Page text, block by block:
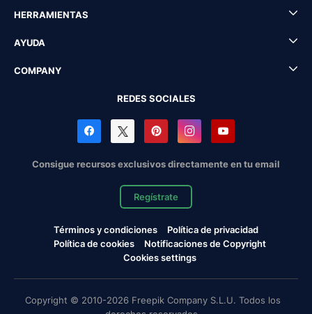
HERRAMIENTAS
AYUDA
COMPANY
REDES SOCIALES
Consigue recursos exclusivos directamente en tu email
Regístrate
Términos y condiciones
Política de privacidad
Política de cookies
Notificaciones de Copyright
Cookies settings
Copyright © 2010-2026 Freepik Company S.L.U. Todos los